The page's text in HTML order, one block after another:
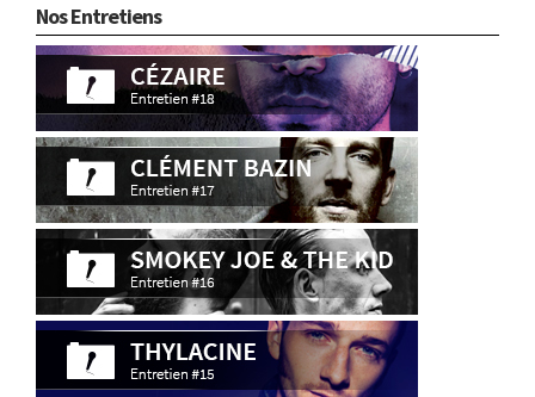
Nos Entretiens